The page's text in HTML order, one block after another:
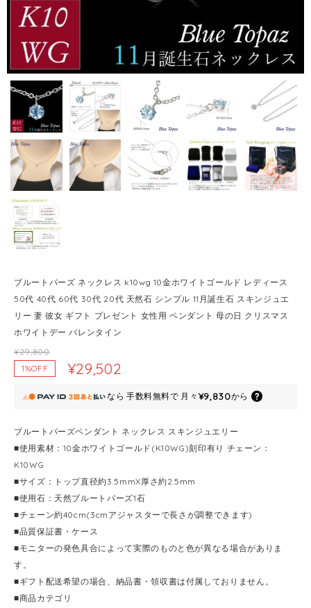
ブルートパーズ ネックレス k10wg 10金ホワイトゴールド レディース
50代 40代 60代 30代 20代 天然石 シンプル 11月誕生石 スキンジュエ
リー 妻 彼女 ギフト プレゼント 女性用 ペンダント 母の日 クリスマス
ホワイトデー バレンタイン
¥29,800
1%OFF
¥29,502
なら 手数料無料で 月々 ¥9,830から
ブルートパーズペンダント ネックレス スキンジュエリー
■使用素材：10金ホワイトゴールド(K10WG)刻印有り チェーン：
K10WG
■サイズ：トップ直径約3.5mmX厚さ約2.5mm
■使用石：天然ブルートパーズ1石
■チェーン約40cm(3cmアジャスターで長さが調整できます)
■品質保証書・ケース
■モニターの発色具合によって実際のものと色が異なる場合がありま
す。
■ギフト配送希望の場合、納品書・領収書は付属しておりません。
■商品カテゴリ